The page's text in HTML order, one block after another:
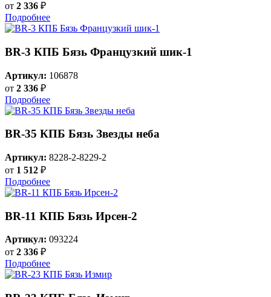
от 2 336 ₽
Подробнее
BR-3 КПБ Бязь Французкий шик-1
Артикул: 106878
от 2 336 ₽
Подробнее
BR-35 КПБ Бязь Звезды неба
Артикул: 8228-2-8229-2
от 1 512 ₽
Подробнее
BR-11 КПБ Бязь Ирсен-2
Артикул: 093224
от 2 336 ₽
Подробнее